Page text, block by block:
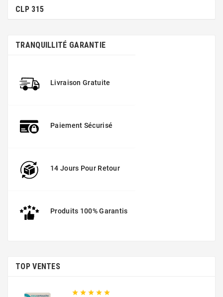
CLP 315
TRANQUILLITÉ GARANTIE
Livraison Gratuite
Paiement Sécurisé
14 Jours Pour Retour
Produits 100% Garantis
TOP VENTES
    